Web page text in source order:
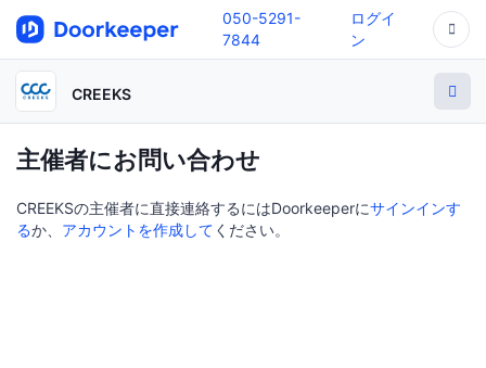
050-5291-
7844
ログイ
ン
CREEKS
主催者にお問い合わせ
CREEKSの主催者に直接連絡するにはDoorkeeperにサインインす
るか、 アカウントを作成して ください。